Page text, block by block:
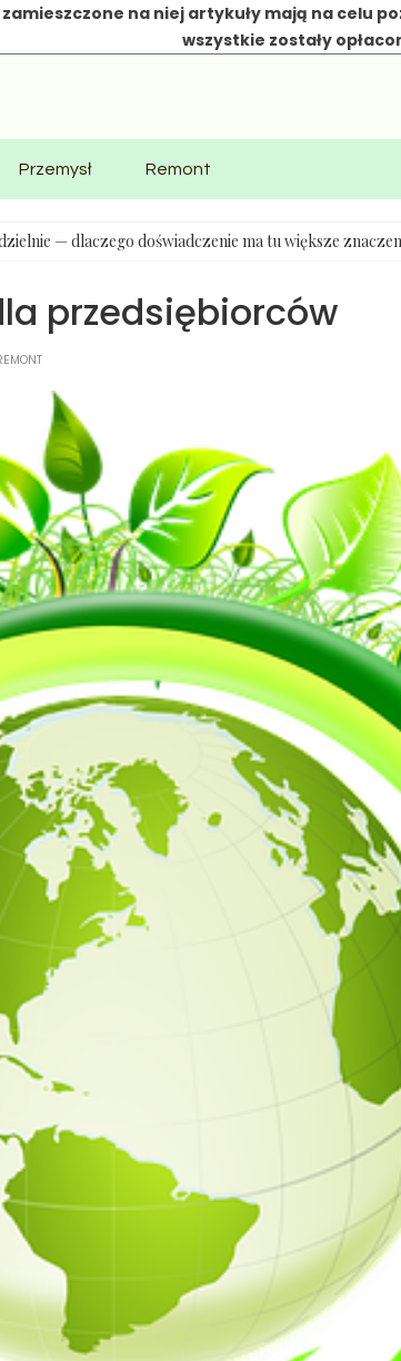
na niej artykuły mają na celu
wszystkie zostały
Przemysł Remont
— dlaczego doświadczenie ma tu większe
przedsiębiorców